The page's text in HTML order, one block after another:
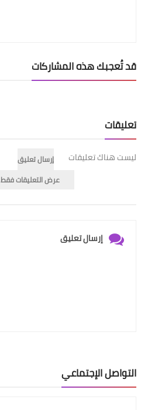
قد تُعجبك هذه المشاركات
تعليقات
ليست هناك تعليقات
إرسال تعليق
عرض التعليقات فقط
إرسال تعليق
التواصل الإجتماعي